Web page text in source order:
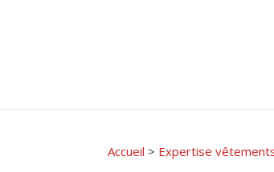
Accueil > Expertise